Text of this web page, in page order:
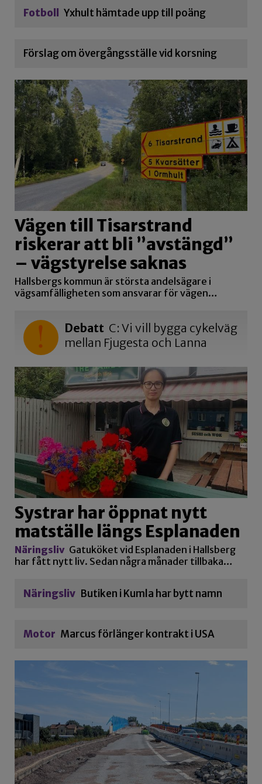
Fotboll Yxhult hämtade upp till poäng
Förslag om övergångsställe vid korsning
Vägen till Tisarstrand
riskerar att bli ”avstängd”
– vägstyrelse saknas
Hallsbergs kommun är största andelsägare i
vägsamfälligheten som ansvarar för vägen…
Debatt C: Vi vill bygga cykelväg
mellan Fjugesta och Lanna
Systrar har öppnat nytt
matställe längs Esplanaden
Näringsliv Gatuköket vid Esplanaden i Hallsberg
har fått nytt liv. Sedan några månader tillbaka…
Näringsliv Butiken i Kumla har bytt namn
Motor Marcus förlänger kontrakt i USA